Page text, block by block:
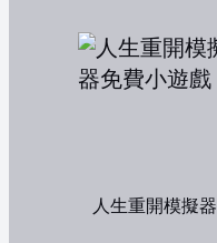
人生重開模擬器